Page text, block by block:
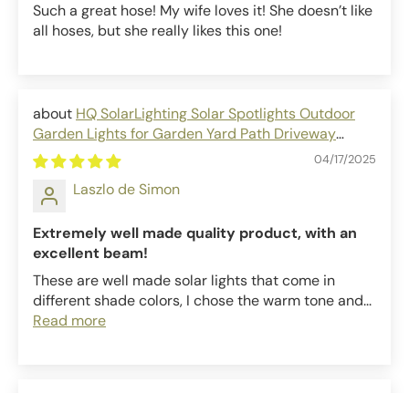
Such a great hose! My wife loves it! She doesn’t like
all hoses, but she really likes this one!
HQ SolarLighting Solar Spotlights Outdoor
Garden Lights for Garden Yard Path Driveway
Porch Walkway
04/17/2025
Laszlo de Simon
Extremely well made quality product, with an
excellent beam!
These are well made solar lights that come in
different shade colors, I chose the warm tone and...
Read more